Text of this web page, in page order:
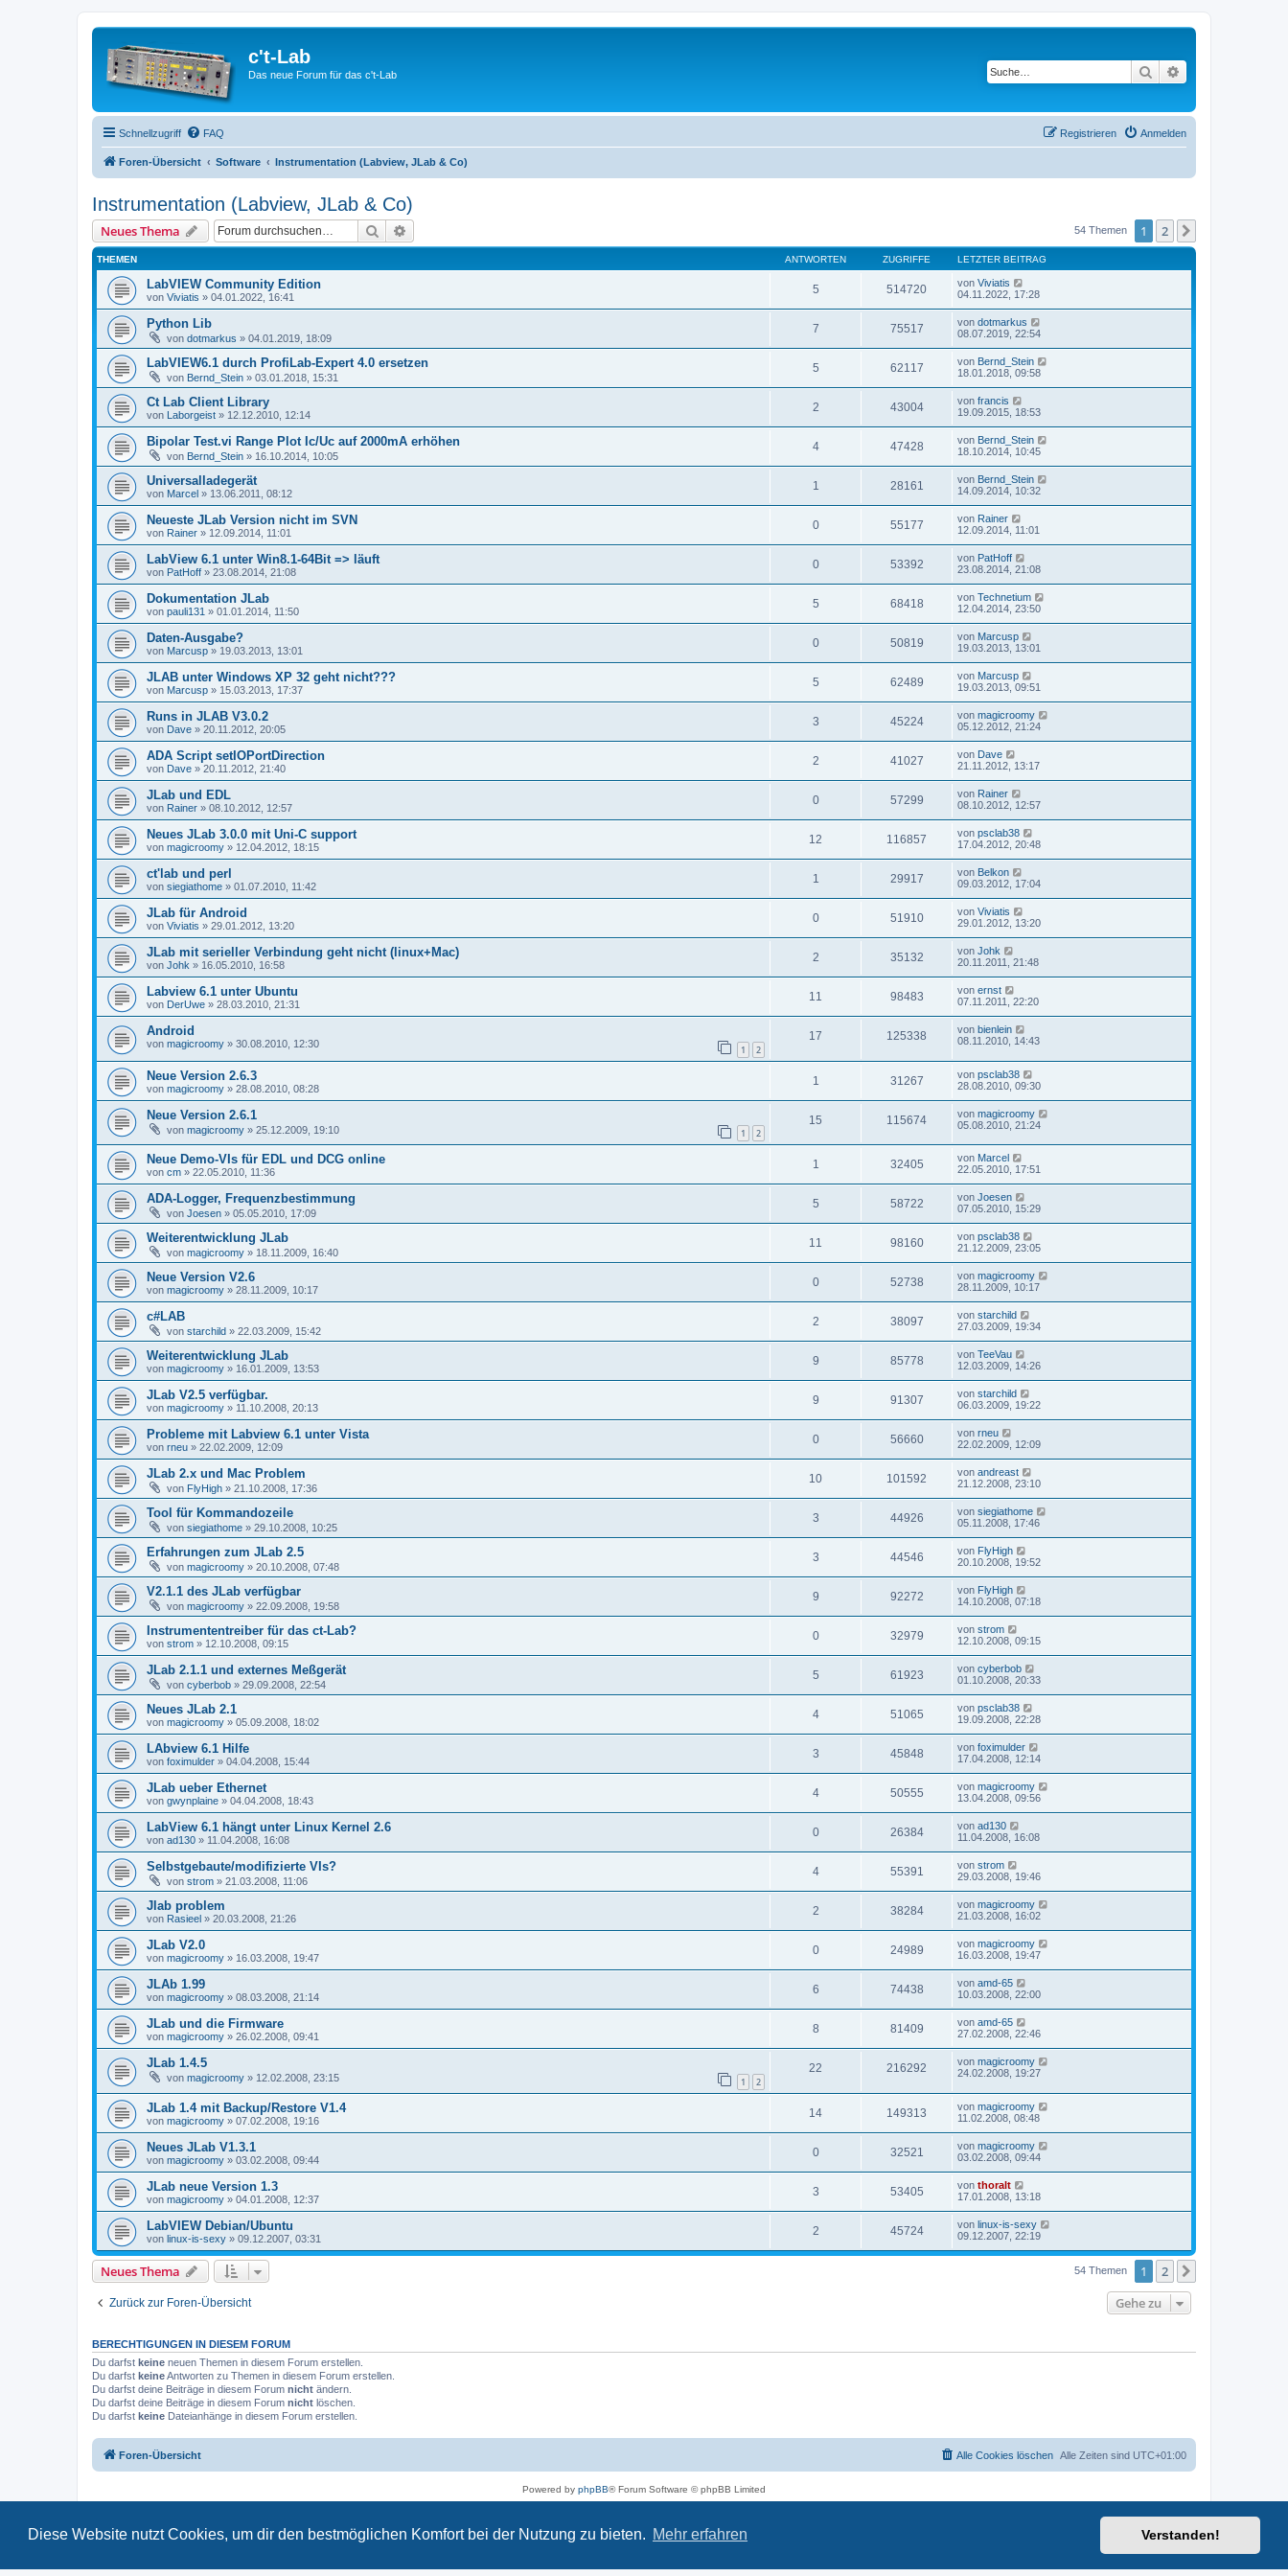
Diese Website nutzt Cookies, um dir den bestmöglichen Komfort bei der Nutzung zu bieten. Mehr erfahren Verstanden!
c't-Lab
Das neue Forum für das c't-Lab Suche
Schnellzugriff FAQ Anmelden
Registrieren
Foren-Übersicht Software Instrumentation (Labview, JLab & Co)
Instrumentation (Labview, JLab & Co)
Neues Thema Suche 54 Themen 1 2
THEMEN ANTWORTEN ZUGRIFFE LETZTER BEITRAG
LabVIEW Community Edition
von Viviatis » 04.01.2022, 16:41
5 514720 von Viviatis
04.11.2022, 17:28
Python Lib
von dotmarkus » 04.01.2019, 18:09
7 75517 von dotmarkus
08.07.2019, 22:54
LabVIEW6.1 durch ProfiLab-Expert 4.0 ersetzen
von Bernd_Stein » 03.01.2018, 15:31
5 62117 von Bernd_Stein
18.01.2018, 09:58
Ct Lab Client Library
von Laborgeist » 12.12.2010, 12:14
2 43004 von francis
19.09.2015, 18:53
Bipolar Test.vi Range Plot Ic/Uc auf 2000mA erhöhen
von Bernd_Stein » 16.10.2014, 10:05
4 47428 von Bernd_Stein
18.10.2014, 10:45
Universalladegerät
von Marcel » 13.06.2011, 08:12
1 28161 von Bernd_Stein
14.09.2014, 10:32
Neueste JLab Version nicht im SVN
von Rainer » 12.09.2014, 11:01
0 55177 von Rainer
12.09.2014, 11:01
LabView 6.1 unter Win8.1-64Bit => läuft
von PatHoff » 23.08.2014, 21:08
0 53392 von PatHoff
23.08.2014, 21:08
Dokumentation JLab
von pauli131 » 01.01.2014, 11:50
5 68418 von Technetium
12.04.2014, 23:50
Daten-Ausgabe?
von Marcusp » 19.03.2013, 13:01
0 50819 von Marcusp
19.03.2013, 13:01
JLAB unter Windows XP 32 geht nicht???
von Marcusp » 15.03.2013, 17:37
5 62489 von Marcusp
19.03.2013, 09:51
Runs in JLAB V3.0.2
von Dave » 20.11.2012, 20:05
3 45224 von magicroomy
05.12.2012, 21:24
ADA Script setIOPortDirection
von Dave » 20.11.2012, 21:40
2 41027 von Dave
21.11.2012, 13:17
JLab und EDL
von Rainer » 08.10.2012, 12:57
0 57299 von Rainer
08.10.2012, 12:57
Neues JLab 3.0.0 mit Uni-C support
von magicroomy » 12.04.2012, 18:15
12 116857 von psclab38
17.04.2012, 20:48
ct'lab und perl
von siegiathome » 01.07.2010, 11:42
1 29917 von Belkon
09.03.2012, 17:04
JLab für Android
von Viviatis » 29.01.2012, 13:20
0 51910 von Viviatis
29.01.2012, 13:20
JLab mit serieller Verbindung geht nicht (linux+Mac)
von Johk » 16.05.2010, 16:58
2 35132 von Johk
20.11.2011, 21:48
Labview 6.1 unter Ubuntu
von DerUwe » 28.03.2010, 21:31
11 98483 von ernst
07.11.2011, 22:20
Android
von magicroomy » 30.08.2010, 12:30 1 2
17 125338 von bienlein
08.11.2010, 14:43
Neue Version 2.6.3
von magicroomy » 28.08.2010, 08:28
1 31267 von psclab38
28.08.2010, 09:30
Neue Version 2.6.1
von magicroomy » 25.12.2009, 19:10 1 2
15 115674 von magicroomy
05.08.2010, 21:24
Neue Demo-VIs für EDL und DCG online
von cm » 22.05.2010, 11:36
1 32405 von Marcel
22.05.2010, 17:51
ADA-Logger, Frequenzbestimmung
von Joesen » 05.05.2010, 17:09
5 58722 von Joesen
07.05.2010, 15:29
Weiterentwicklung JLab
von magicroomy » 18.11.2009, 16:40
11 98160 von psclab38
21.12.2009, 23:05
Neue Version V2.6
von magicroomy » 28.11.2009, 10:17
0 52738 von magicroomy
28.11.2009, 10:17
c#LAB
von starchild » 22.03.2009, 15:42
2 38097 von starchild
27.03.2009, 19:34
Weiterentwicklung JLab
von magicroomy » 16.01.2009, 13:53
9 85778 von TeeVau
12.03.2009, 14:26
JLab V2.5 verfügbar.
von magicroomy » 11.10.2008, 20:13
9 91307 von starchild
06.03.2009, 19:22
Probleme mit Labview 6.1 unter Vista
von rneu » 22.02.2009, 12:09
0 56660 von rneu
22.02.2009, 12:09
JLab 2.x und Mac Problem
von FlyHigh » 21.10.2008, 17:36
10 101592 von andreast
21.12.2008, 23:10
Tool für Kommandozeile
von siegiathome » 29.10.2008, 10:25
3 44926 von siegiathome
05.11.2008, 17:46
Erfahrungen zum JLab 2.5
von magicroomy » 20.10.2008, 07:48
3 44546 von FlyHigh
20.10.2008, 19:52
V2.1.1 des JLab verfügbar
von magicroomy » 22.09.2008, 19:58
9 92272 von FlyHigh
14.10.2008, 07:18
Instrumententreiber für das ct-Lab?
von strom » 12.10.2008, 09:15
0 32979 von strom
12.10.2008, 09:15
JLab 2.1.1 und externes Meßgerät
von cyberbob » 29.09.2008, 22:54
5 61923 von cyberbob
01.10.2008, 20:33
Neues JLab 2.1
von magicroomy » 05.09.2008, 18:02
4 51065 von psclab38
19.09.2008, 22:28
LAbview 6.1 Hilfe
von foximulder » 04.04.2008, 15:44
3 45848 von foximulder
17.04.2008, 12:14
JLab ueber Ethernet
von gwynplaine » 04.04.2008, 18:43
4 50555 von magicroomy
13.04.2008, 09:56
LabView 6.1 hängt unter Linux Kernel 2.6
von ad130 » 11.04.2008, 16:08
0 26384 von ad130
11.04.2008, 16:08
Selbstgebaute/modifizierte VIs?
von strom » 21.03.2008, 11:06
4 55391 von strom
29.03.2008, 19:46
Jlab problem
von Rasieel » 20.03.2008, 21:26
2 38284 von magicroomy
21.03.2008, 16:02
JLab V2.0
von magicroomy » 16.03.2008, 19:47
0 24989 von magicroomy
16.03.2008, 19:47
JLAb 1.99
von magicroomy » 08.03.2008, 21:14
6 74438 von amd-65
10.03.2008, 22:00
JLab und die Firmware
von magicroomy » 26.02.2008, 09:41
8 81409 von amd-65
27.02.2008, 22:46
JLab 1.4.5
von magicroomy » 12.02.2008, 23:15 1 2
22 216292 von magicroomy
24.02.2008, 19:27
JLab 1.4 mit Backup/Restore V1.4
von magicroomy » 07.02.2008, 19:16
14 149313 von magicroomy
11.02.2008, 08:48
Neues JLab V1.3.1
von magicroomy » 03.02.2008, 09:44
0 32521 von magicroomy
03.02.2008, 09:44
JLab neue Version 1.3
von magicroomy » 04.01.2008, 12:37
3 53405 von thoralt
17.01.2008, 13:18
LabVIEW Debian/Ubuntu
von linux-is-sexy » 09.12.2007, 03:31
2 45724 von linux-is-sexy
09.12.2007, 22:19
Neues Thema 54 Themen 1 2
Zurück zur Foren-Übersicht Gehe zu
BERECHTIGUNGEN IN DIESEM FORUM
Du darfst keine neuen Themen in diesem Forum erstellen.
Du darfst keineAntworten zu Themen in diesem Forum erstellen.
Du darfst deine Beiträge in diesem Forum nicht ändern.
Du darfst deine Beiträge in diesem Forum nicht löschen.
Du darfst keine Dateianhänge in diesem Forum erstellen.
Foren-Übersicht Alle Zeiten sind UTC+01:00
Alle Cookies löschen
Powered by phpBB® Forum Software © phpBB Limited